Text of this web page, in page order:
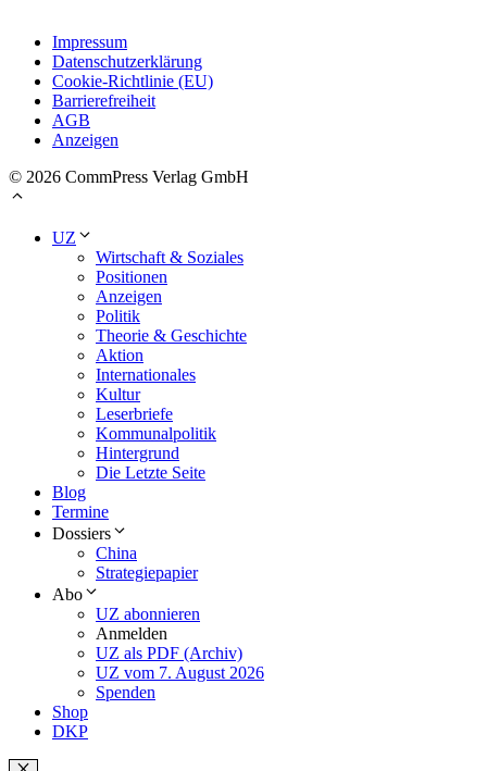
Impressum
Datenschutzerklärung
Cookie-Richtlinie (EU)
Barrierefreiheit
AGB
Anzeigen
© 2026 CommPress Verlag GmbH
UZ
Wirtschaft & Soziales
Positionen
Anzeigen
Politik
Theorie & Geschichte
Aktion
Internationales
Kultur
Leserbriefe
Kommunalpolitik
Hintergrund
Die Letzte Seite
Blog
Termine
Dossiers
China
Strategiepapier
Abo
UZ abonnieren
Anmelden
UZ als PDF (Archiv)
UZ vom 7. August 2026
Spenden
Shop
DKP